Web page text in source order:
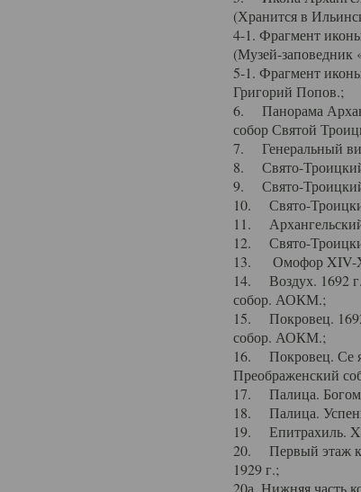
(Хранится в
4-1. Фрагмент
(Музей-заповедник
5-1. Фрагмент
Григорий Попов.;
6. Панорама
собор Святой
7. Генеральный вид
8. Свято-Троицкий
9. Свято-Троицкий
10. Свято-
11. Архангельский
12. Свято-
13. Омофор XIV-
14. Воздух. 1692
собор. АОКМ.;
15. Покровец.
собор. АОКМ.;
16. Покровец. Се
Преображенский
17. Палица.
18. Палица.
19. Епитрахиль.
20. Первый этаж
1929 г.;
20а. Нижняя часть